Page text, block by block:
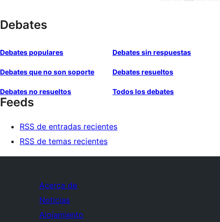
Debates
Debates populares Debates sin respuestas
Debates que no son soporte Debates resueltos
Debates no resueltos Todos los debates
Feeds
RSS de entradas recientes
RSS de temas recientes
Acerca de
Noticias
Alojamiento